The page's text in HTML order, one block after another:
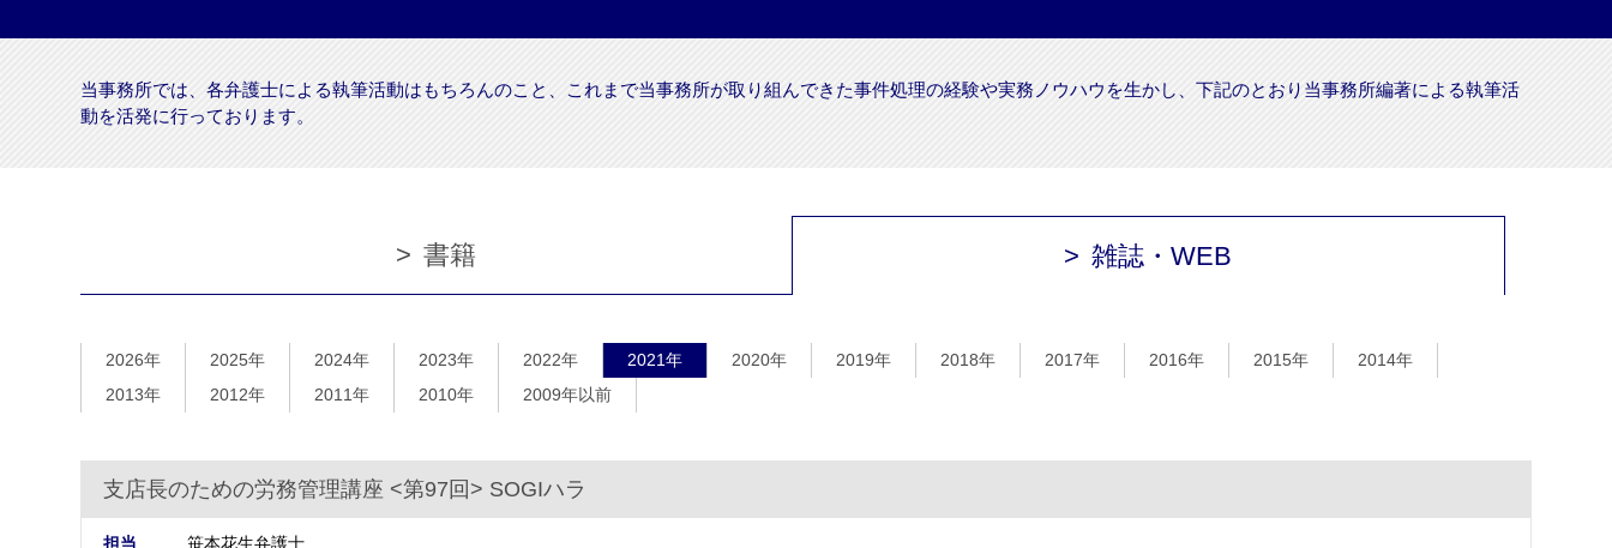
当事務所では、各弁護士による執筆活動はもちろんのこと、これまで当事務所が取り組んできた事件処理の経験や実務ノウハウを生かし、下記のとおり当事務所編著による執筆活
動を活発に行っております。
書籍 雑誌・WEB
2026年 2025年 2024年 2023年 2022年 2021年 2020年 2019年 2018年 2017年 2016年 2015年
2014年
2013年
2012年 2011年 2010年 2009年以前
支店長のための労務管理講座 <第97回> SOGIハラ
担当
笹本花生弁護士